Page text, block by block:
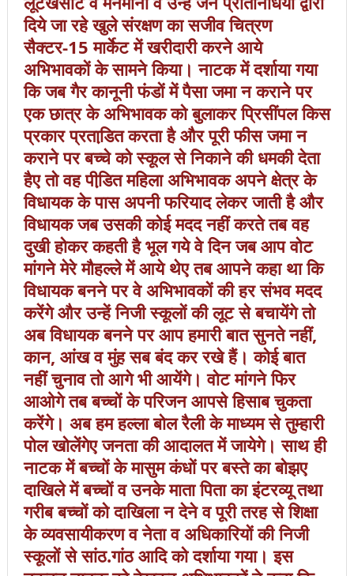
दिये जा रहे खुले संरक्षण का सजीव चित्रण
सैक्टर-15 मार्केट में खरीदारी करने आये
अभिभावकों के सामने किया। नाटक में दर्शाया गया
कि जब गैर कानूनी फंडों में पैसा जमा न कराने पर
एक छात्र के अभिभावक को बुलाकर प्रिसींपल किस
प्रकार प्रताडि़त करता है और पूरी फीस जमा न
कराने पर बच्चे को स्कूल से निकाने की धमकी देता
हैए तो वह पीडि़त महिला अभिभावक अपने क्षेत्र के
विधायक के पास अपनी फरियाद लेकर जाती है और
विधायक जब उसकी कोई मदद नहीं करते तब वह
दुखी होकर कहती है भूल गये वे दिन जब आप वोट
मांगने मेरे मौहल्ले में आये थेए तब आपने कहा था कि
विधायक बनने पर वे अभिभावकों की हर संभव मदद
करेंगे और उन्हें निजी स्कूलों की लूट से बचायेंगे तो
अब विधायक बनने पर आप हमारी बात सुनते नहीं,
कान, आंख व मुंह सब बंद कर रखे हैं। कोई बात
नहीं चुनाव तो आगे भी आयेंगे। वोट मांगने फिर
आओगे तब बच्चों के परिजन आपसे हिसाब चुकता
करेंगे। अब हम हल्ला बोल रैली के माध्यम से तुम्हारी
पोल खोलेंगेए जनता की आदालत में जायेगे। साथ ही
नाटक में बच्चों के मासुम कंधों पर बस्ते का बोझए
दाखिले में बच्चों व उनके माता पिता का इंटरव्यू तथा
गरीब बच्चों को दाखिला न देने व पूरी तरह से शिक्षा
के व्यवसायीकरण व नेता व अधिकारियों की निजी
स्कूलों से सांठ.गांठ आदि को दर्शाया गया। इस